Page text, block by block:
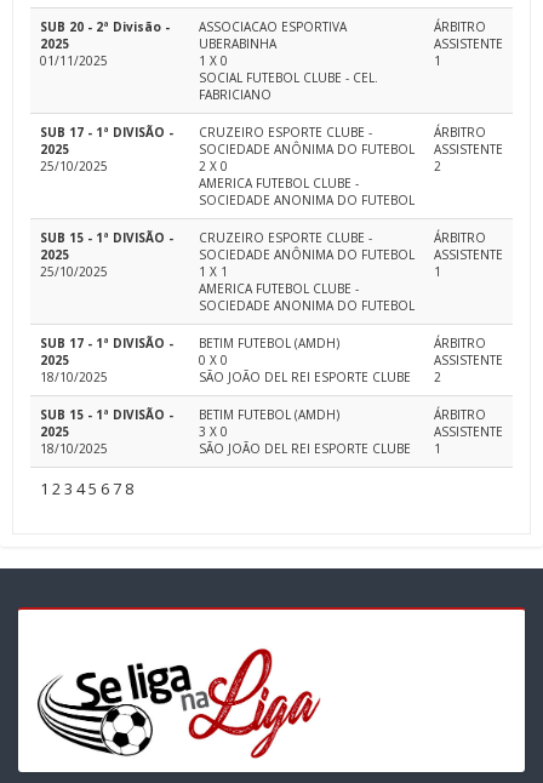
SUB 20 - 2ª Divisão -
2025
01/11/2025
ASSOCIACAO ESPORTIVA
UBERABINHA
1 X 0
SOCIAL FUTEBOL CLUBE - CEL.
FABRICIANO
ÁRBITRO
ASSISTENTE
1
SUB 17 - 1ª DIVISÃO -
2025
25/10/2025
CRUZEIRO ESPORTE CLUBE -
SOCIEDADE ANÔNIMA DO FUTEBOL
2 X 0
AMERICA FUTEBOL CLUBE -
SOCIEDADE ANONIMA DO FUTEBOL
ÁRBITRO
ASSISTENTE
2
SUB 15 - 1ª DIVISÃO -
2025
25/10/2025
CRUZEIRO ESPORTE CLUBE -
SOCIEDADE ANÔNIMA DO FUTEBOL
1 X 1
AMERICA FUTEBOL CLUBE -
SOCIEDADE ANONIMA DO FUTEBOL
ÁRBITRO
ASSISTENTE
1
SUB 17 - 1ª DIVISÃO -
2025
18/10/2025
BETIM FUTEBOL (AMDH)
0 X 0
SÃO JOÃO DEL REI ESPORTE CLUBE
ÁRBITRO
ASSISTENTE
2
SUB 15 - 1ª DIVISÃO -
2025
18/10/2025
BETIM FUTEBOL (AMDH)
3 X 0
SÃO JOÃO DEL REI ESPORTE CLUBE
ÁRBITRO
ASSISTENTE
1
1 23 45 67 8